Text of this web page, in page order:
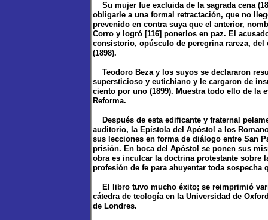
Su mujer fue excluida de la sagrada cena
obligarle a una formal retractación, que no
prevenido en contra suya que el anterior,
Corro y logró [116] ponerlos en paz. El
consistorio, opúsculo de peregrina rareza,
(1898).
Teodoro Beza y los suyos se declararon
supersticioso y eutichiano y le cargaron de
ciento por uno (1899). Muestra todo ello de la
Reforma.
Después de esta edificante y fraternal
auditorio, la Epístola del Apóstol a los
sus lecciones en forma de diálogo entre San
prisión. En boca del Apóstol se ponen sus
obra es inculcar la doctrina protestante
profesión de fe para ahuyentar toda sospecha
El libro tuvo mucho éxito; se reimprimió
cátedra de teología en la Universidad de
de Londres.